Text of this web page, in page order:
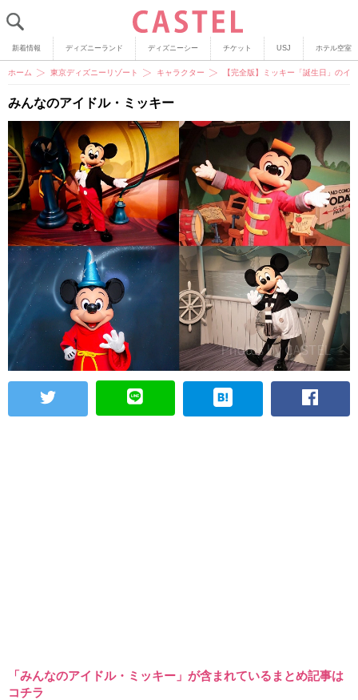
新着情報 ディズニーランド ディズニーシー チケット USJ ホテル空室
ホーム 東京ディズニーリゾート キャラクター 【完全版】ミッキー「誕生日」のイ
みんなのアイドル・ミッキー
「みんなのアイドル・ミッキー」が含まれているまとめ記事は
コチラ